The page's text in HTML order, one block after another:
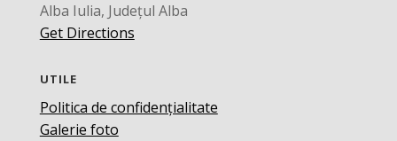
Alba Iulia, Județul Alba
Get Directions
UTILE
Politica de confidențialitate
Galerie foto